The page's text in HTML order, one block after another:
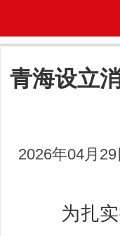
青海设立
2026年04月
为扎实